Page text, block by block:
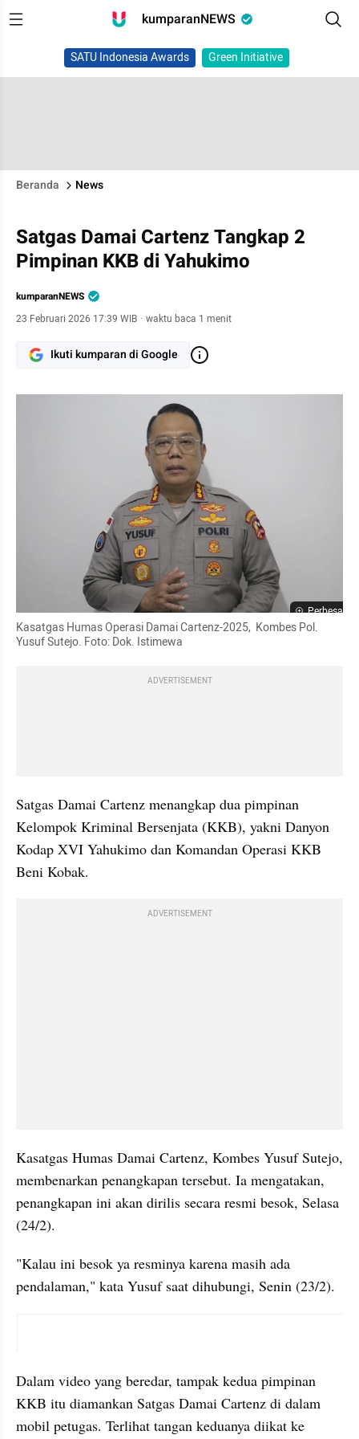
kumparanNEWS
SATU Indonesia Awards Green Initiative
Beranda News
Satgas Damai Cartenz Tangkap 2
Pimpinan KKB di Yahukimo
kumparanNEWS
23 Februari 2026 17:39 WIB · waktu baca 1 menit
Ikuti kumparan di Google
Perbesar
Kasatgas Humas Operasi Damai Cartenz-2025,  Kombes Pol.
Yusuf Sutejo. Foto: Dok. Istimewa
ADVERTISEMENT
Satgas Damai Cartenz menangkap dua pimpinan
Kelompok Kriminal Bersenjata (KKB), yakni Danyon
Kodap XVI Yahukimo dan Komandan Operasi KKB
Beni Kobak.
ADVERTISEMENT
Kasatgas Humas Damai Cartenz, Kombes Yusuf Sutejo,
membenarkan penangkapan tersebut. Ia mengatakan,
penangkapan ini akan dirilis secara resmi besok, Selasa
(24/2).
"Kalau ini besok ya resminya karena masih ada
pendalaman," kata Yusuf saat dihubungi, Senin (23/2).
Dalam video yang beredar, tampak kedua pimpinan
KKB itu diamankan Satgas Damai Cartenz di dalam
mobil petugas. Terlihat tangan keduanya diikat ke